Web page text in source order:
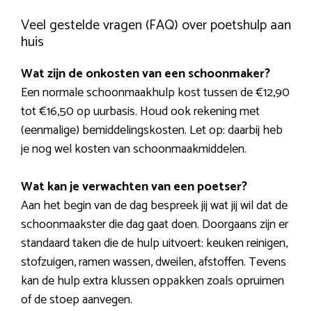
Veel gestelde vragen (FAQ) over poetshulp aan
huis
Wat zijn de onkosten van een schoonmaker?
Een normale schoonmaakhulp kost tussen de €12,90
tot €16,50 op uurbasis. Houd ook rekening met
(eenmalige) bemiddelingskosten. Let op: daarbij heb
je nog wel kosten van schoonmaakmiddelen.
Wat kan je verwachten van een poetser?
Aan het begin van de dag bespreek jij wat jij wil dat de
schoonmaakster die dag gaat doen. Doorgaans zijn er
standaard taken die de hulp uitvoert: keuken reinigen,
stofzuigen, ramen wassen, dweilen, afstoffen. Tevens
kan de hulp extra klussen oppakken zoals opruimen
of de stoep aanvegen.